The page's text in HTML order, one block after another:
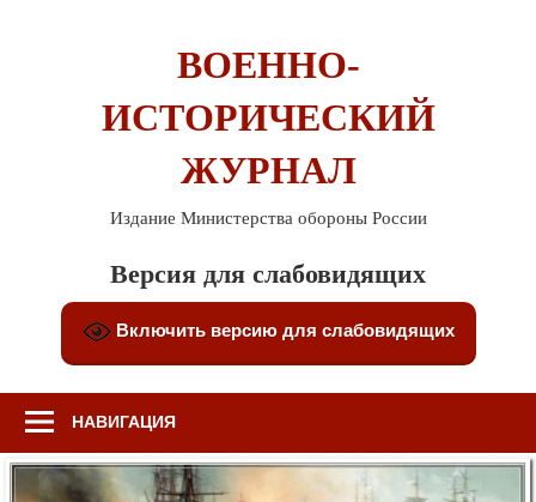
ВОЕННО-
ИСТОРИЧЕСКИЙ
ЖУРНАЛ
Издание Министерства обороны России
Версия для слабовидящих
Включить версию для слабовидящих
НАВИГАЦИЯ